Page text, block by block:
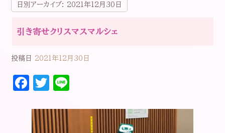
日別アーカイブ: 2021年12月30日
引き寄せクリスマスマルシェ
投稿日 2021年12月30日
F
c
T
it